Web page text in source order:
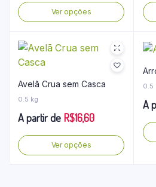
Ver opções
Este
várias
podem
na
Avelã Crua sem Casca
0.5 kg
A partir de R$16,60
Ver opções
Este
0.5
A